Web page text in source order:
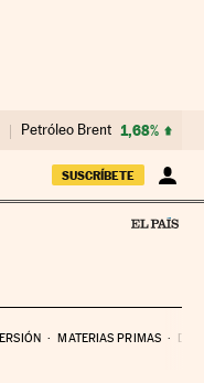
Petróleo Brent 1,68%
SUSCRÍBETE
MATERIAS PRIMAS